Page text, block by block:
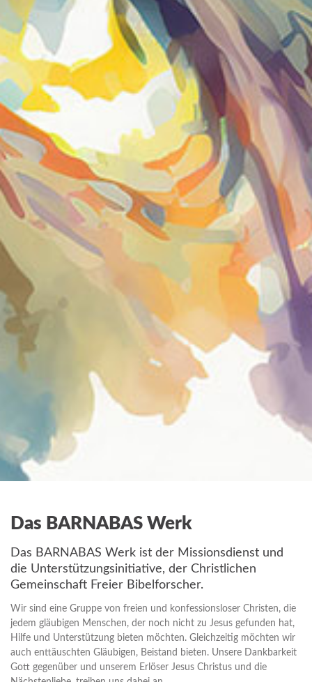
Das BARNABAS Werk
Das BARNABAS Werk ist der Missionsdienst und
die Unterstützungsinitiative, der Christlichen
Gemeinschaft Freier Bibelforscher.
Wir sind eine Gruppe von freien und konfessionsloser Christen, die
jedem gläubigen Menschen, der noch nicht zu Jesus gefunden hat,
Hilfe und Unterstützung bieten möchten. Gleichzeitig möchten wir
auch enttäuschten Gläubigen, Beistand bieten. Unsere Dankbarkeit
Gott gegenüber und unserem Erlöser Jesus Christus und die